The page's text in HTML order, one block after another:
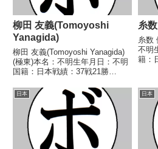
柳田 友義(Tomoyoshi
Yanagida)
柳田 友義(Tomoyoshi Yanagida)
(極東)本名：不明生年月日：不明
国籍：日本戦績：37戦21勝
なし【戦歴】1943/10/04 ○4R判
定 (採点不明) 妹尾 孝(日
東)1943/12/1...
糸
糸数
不明
籍：
明)
報】
身。
日本 日本